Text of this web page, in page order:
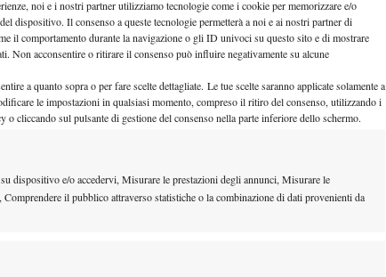
noi e i nostri partner utilizziamo tecnologie come i cookie per memorizzare e/o
dispositivo. Il consenso a queste tecnologie permetterà a noi e ai nostri partner di
il comportamento durante la navigazione o gli ID univoci su questo sito e di mostrare
Non acconsentire o ritirare il consenso può influire negativamente su alcune
a quanto sopra o per fare scelte dettagliate. Le tue scelte saranno applicate solamente a
le impostazioni in qualsiasi momento, compreso il ritiro del consenso, utilizzando i
o cliccando sul pulsante di gestione del consenso nella parte inferiore dello schermo.
dispositivo e/o accedervi, Misurare le prestazioni degli annunci, Misurare le
Comprendere il pubblico attraverso statistiche o la combinazione di dati provenienti da
impegnati nel main draw dei
femminile: